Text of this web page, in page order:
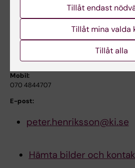
anna.kiessling@ki.se
Professor Peter
Mobil:
070 4844707
E-post:
peter.henriksson@ki.se
Hämta bilder och
Tillåt endast
Tillåt mina valda
Tillåt alla